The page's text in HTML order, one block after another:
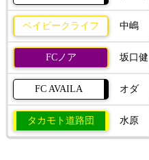
ベイビークライフ 中嶋
FCノア 坂口健
FC AVAILA オダ
タカモト道路団 水原